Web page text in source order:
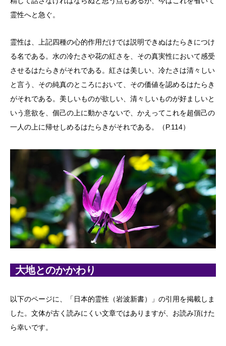
霊性へと急ぐ。
霊性は、上記四種の心的作用だけでは説明できぬはたらきにつけ
る名である。水の冷たさや花の紅さを、その真実性において感受
させるはたらきがそれである。紅さは美しい、冷たさは清々しい
と言う、その純真のところにおいて、その価値を認めるはたらき
がそれである。美しいものが欲しい、清々しいものが好ましいと
いう意欲を、個己の上に動かさないで、かえってこれを超個己の
一人の上に帰せしめるはたらきがそれである。（P.114）
大地とのかかわり
以下のページに、「日本的霊性（岩波新書）」の引用を掲載しま
した。文体が古く読みにくい文章ではありますが、お読み頂けた
ら幸いです。